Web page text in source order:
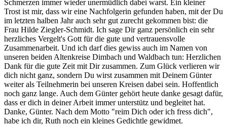
Schmerzen immer wieder unermüdlich dabei warst. Ein kleiner
Trost ist mir, dass wir eine Nachfolgerin gefunden haben, mit der Du
im letzten halben Jahr auch sehr gut zurecht gekommen bist: die
Frau Hilde Ziegler-Schmidt. Ich sage Dir ganz persönlich ein sehr
herzliches Vergelt's Gott für die gute und vertrauensvolle
Zusammenarbeit. Und ich darf dies gewiss auch im Namen von
unseren beiden Altenkreise Dimbach und Waldbach tun: Herzlichen
Dank für die gute Zeit mit Dir zusammen. Zum Glück verlieren wir
dich nicht ganz, sondern Du wirst zusammen mit Deinem Günter
weiter als Teilnehmerin bei unseren Kreisen dabei sein. Hoffentlich
noch ganz lange. Auch dem Günter gehört heute danke gesagt dafür,
dass er dich in deiner Arbeit immer unterstütz und begleitet hat.
Danke, Günter. Nach dem Motto "reim Dich oder ich fress dich",
habe ich dir, Ruth noch ein kleines Gedichtle gewidmet.